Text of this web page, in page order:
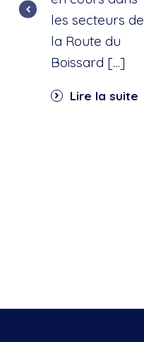
les secteurs de
la Route du
Boissard […]
Lire la suite